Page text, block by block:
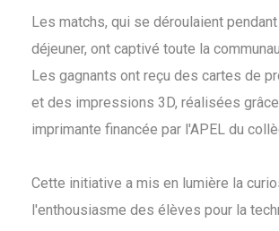
Les matchs, qui se déroulaient
déjeuner, ont captivé toute la
Les gagnants ont reçu des cartes de
et des impressions 3D, réalisées grâce
imprimante financée par l'APEL du
Cette initiative a mis en lumière la
l'enthousiasme des élèves pour la